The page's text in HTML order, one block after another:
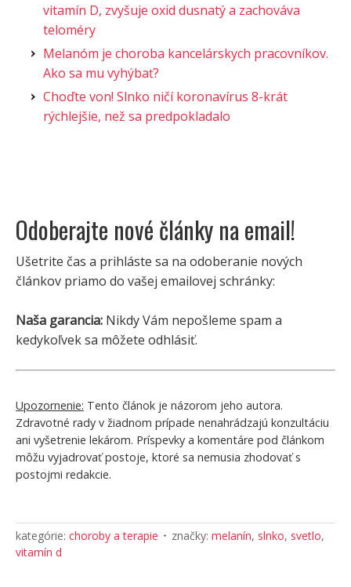
vitamín D, zvyšuje oxid dusnatý a zachováva
teloméry
Melanóm je choroba kancelárskych pracovníkov.
Ako sa mu vyhýbať?
Choďte von! Slnko ničí koronavírus 8-krát
rýchlejšie, než sa predpokladalo
Odoberajte nové články na email!
Ušetrite čas a prihláste sa na odoberanie nových
článkov priamo do vašej emailovej schránky:
Naša garancia: Nikdy Vám nepošleme spam a
kedykoľvek sa môžete odhlásiť.
Upozornenie: Tento článok je názorom jeho autora.
Zdravotné rady v žiadnom prípade nenahrádzajú konzultáciu
ani vyšetrenie lekárom. Príspevky a komentáre pod článkom
môžu vyjadrovať postoje, ktoré sa nemusia zhodovať s
postojmi redakcie.
kategórie: choroby a terapie značky: melanín, slnko, svetlo,
vitamín d